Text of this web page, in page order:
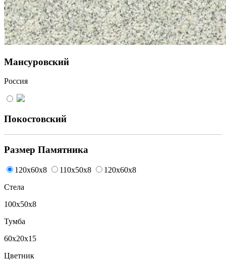
Мансуровский
Россия
Покостовский
Размер Памятника
120x60x8 110x50x8
120x60x8
Стела
100x50x8
Тумба
60x20x15
Цветник